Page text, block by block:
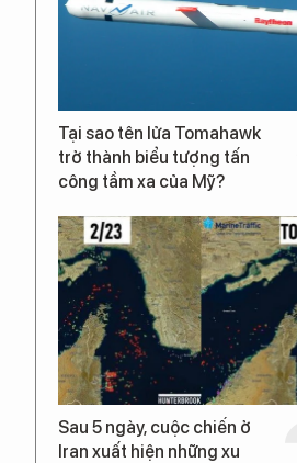
Tại sao tên lửa Tomahawk
trở thành biểu tượng tấn
công tầm xa của Mỹ?
Sau 5 ngày, cuộc chiến ở
Iran xuất hiện những xu